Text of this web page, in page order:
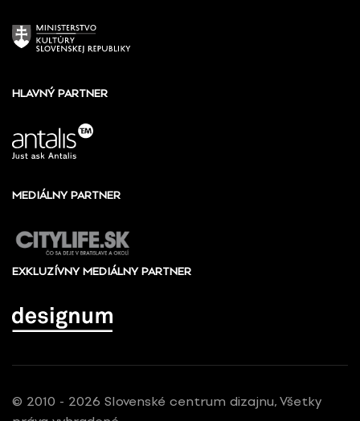
HLAVNÝ PARTNER
MEDIÁLNY PARTNER
EXKLUZÍVNY MEDIÁLNY PARTNER
© 2010 - 2026 Slovenské centrum dizajnu, Všetky